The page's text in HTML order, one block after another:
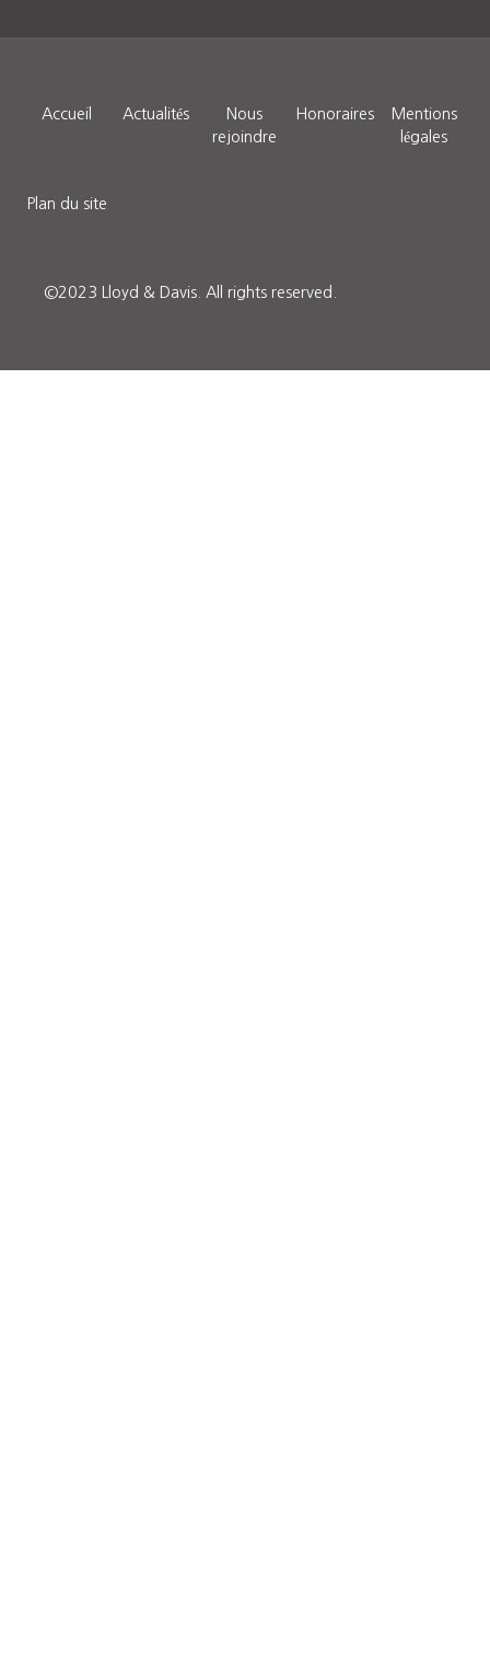
Accueil Actualités
Nous
rejoindre
Honoraires
Mentions
légales
Plan du site
©2023 Lloyd & Davis. All rights reserved.